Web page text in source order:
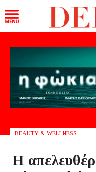
BEAUTY & WELLNESS
Η